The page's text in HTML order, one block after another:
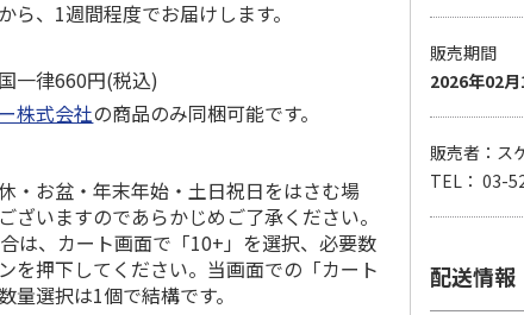
、1週間程度でお届けします。
一律660円(税込)
株式会社の商品のみ同梱可能です。
・お盆・年末年始・土日祝日をはさむ場
ざいますのであらかじめご了承ください。
は、カート画面で「10+」を選択、必要数
を押下してください。当画面での「カート
量選択は1個で結構です。
販売期間
2026年02
販売者：ス
TEL： 03-
配送情報